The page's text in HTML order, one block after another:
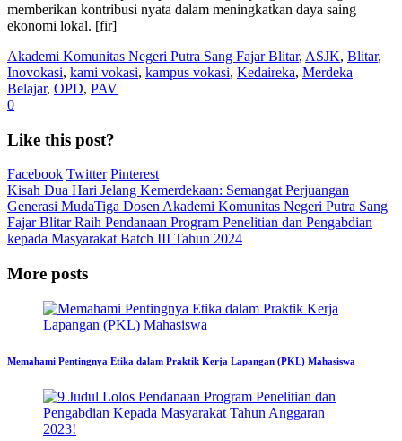
memberikan kontribusi nyata dalam meningkatkan daya saing
ekonomi lokal. [fir]
Akademi Komunitas Negeri Putra Sang Fajar Blitar, ASJK, Blitar,
Inovokasi, kami vokasi, kampus vokasi, Kedaireka, Merdeka
Belajar, OPD, PAV
0
Like this post?
Facebook Twitter Pinterest
Kisah Dua Hari Jelang Kemerdekaan: Semangat Perjuangan
Generasi MudaTiga Dosen Akademi Komunitas Negeri Putra Sang
Fajar Blitar Raih Pendanaan Program Penelitian dan Pengabdian
kepada Masyarakat Batch III Tahun 2024
More posts
Memahami Pentingnya Etika dalam Praktik Kerja Lapangan (PKL) Mahasiswa